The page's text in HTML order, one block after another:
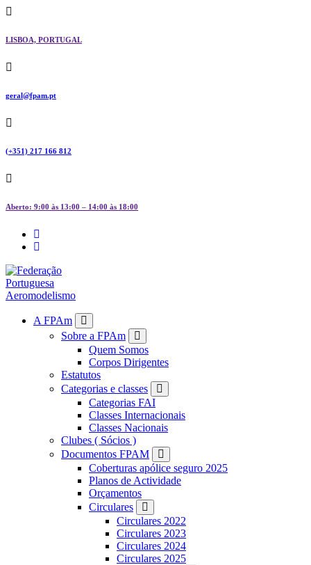
Skip
content
LISBOA, PORTUGAL
geral@fpam.pt
(+351) 217 166 812
Aberto: 9:00 às 13:00 – 14:00 às 18:00
FPAMA FPAm
Sobre a FPAm
Quem Somos
Corpos Dirigentes
Estatutos
Categorias e classes
Categorias FAI
Classes Internacionais
Classes Nacionais
Clubes ( Sócios )
Documentos FPAM
Coberturas apólice seguro 2025
Planos de Actividade
Orçamentos
Circulares
Circulares 2022
Circulares 2023
Circulares 2024
Circulares 2025